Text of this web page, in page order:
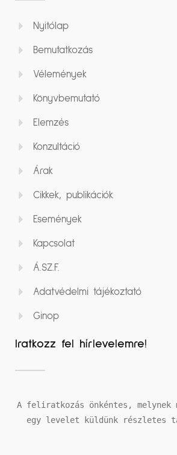
Nyitólap
Bemutatkozás
Vélemények
Könyvbemutató
Elemzés
Konzultáció
Árak
Cikkek, publikációk
Események
Kapcsolat
Á.SZ.F.
Adatvédelmi tájékoztató
Ginop
Iratkozz fel hírlevelemre!
A feliratkozás önkéntes, melynek
egy levelet küldünk részletes